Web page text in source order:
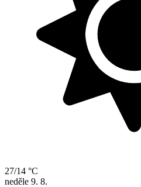
27/14 °C
neděle 9. 8.